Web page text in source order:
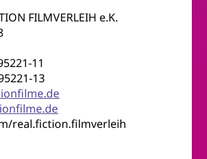
FILMVERLEIH e.K.
11
13
real.fiction.filmverleih